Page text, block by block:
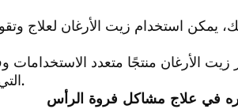
يمكن استخدام زيت الأرغان لعلاج
الأرغان منتجًا متعدد الاستخدامات
التي تحظى بشعبية كبيرة في مجال العناية بالبشرة والشعر.
في علاج مشاكل فروة الرأس